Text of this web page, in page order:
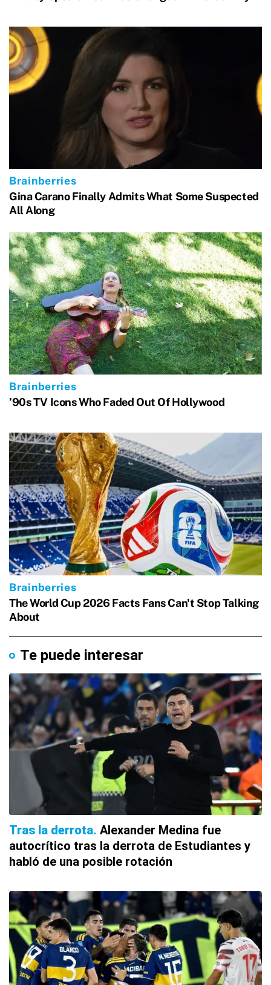
Te puede interesar
Tras la derrota Alexander Medina fue
autocrítico tras la derrota de Estudiantes y
habló de una posible rotación